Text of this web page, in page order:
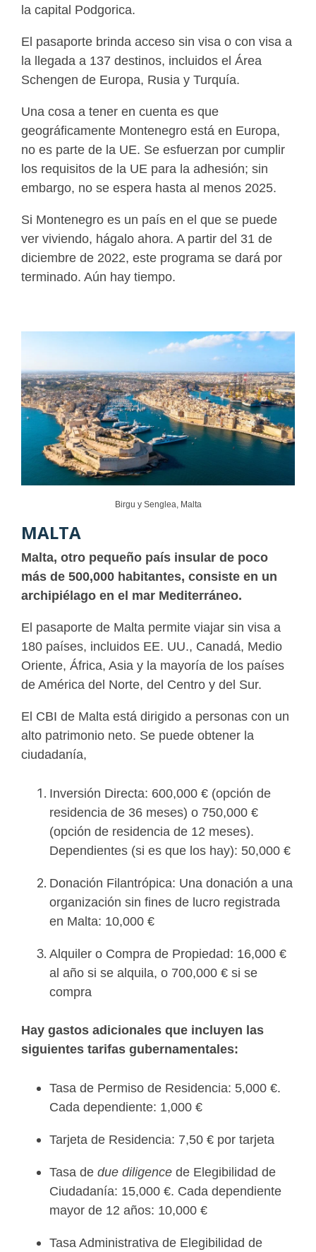
la capital Podgorica.
El pasaporte brinda acceso sin visa o con visa a
la llegada a 137 destinos, incluidos el Área
Schengen de Europa, Rusia y Turquía.
Una cosa a tener en cuenta es que
geográficamente Montenegro está en Europa,
no es parte de la UE. Se esfuerzan por cumplir
los requisitos de la UE para la adhesión; sin
embargo, no se espera hasta al menos 2025.
Si Montenegro es un país en el que se puede
ver viviendo, hágalo ahora. A partir del 31 de
diciembre de 2022, este programa se dará por
terminado. Aún hay tiempo.
Birgu y Senglea, Malta
MALTA
Malta, otro pequeño país insular de poco
más de 500,000 habitantes, consiste en un
archipiélago en el mar Mediterráneo.
El pasaporte de Malta permite viajar sin visa a
180 países, incluidos EE. UU., Canadá, Medio
Oriente, África, Asia y la mayoría de los países
de América del Norte, del Centro y del Sur.
El CBI de Malta está dirigido a personas con un
alto patrimonio neto. Se puede obtener la
ciudadanía,
Inversión Directa: 600,000 € (opción de
residencia de 36 meses) o 750,000 €
(opción de residencia de 12 meses).
Dependientes (si es que los hay): 50,000 €
Donación Filantrópica: Una donación a una
organización sin fines de lucro registrada
en Malta: 10,000 €
Alquiler o Compra de Propiedad: 16,000 €
al año si se alquila, o 700,000 € si se
compra
Hay gastos adicionales que incluyen las
siguientes tarifas gubernamentales:
Tasa de Permiso de Residencia: 5,000 €.
Cada dependiente: 1,000 €
Tarjeta de Residencia: 7,50 € por tarjeta
Tasa de due diligence de Elegibilidad de
Ciudadanía: 15,000 €. Cada dependiente
mayor de 12 años: 10,000 €
Tasa Administrativa de Elegibilidad de